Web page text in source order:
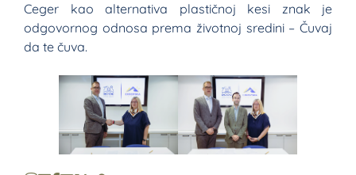
Ceger kao alternativa plastičnoj kesi znak je
odgovornog odnosa prema životnoj sredini – Čuvaj
da te čuva.